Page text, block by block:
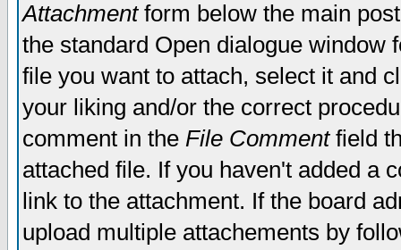
Attachmentform below the main
the standard Open dialogue window
file you want to attach, select it and
your liking and/or the correct
comment in the File Commentfield
attached file. If you haven't added a
link to the attachment. If the board
upload multiple attachements by